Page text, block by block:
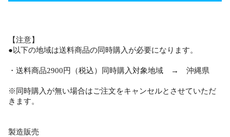
【注意】
●以下の地域は送料商品の同時購入が必要になります。
・送料商品2900円（税込）同時購入対象地域 → 沖縄県
※同時購入が無い場合はご注文をキャンセルとさせていただ
きます。
製造販売